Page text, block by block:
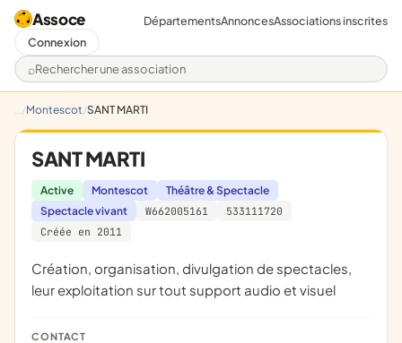
Assoce
Rechercher une association
DépartementsAnnoncesAssociations inscrites
Connexion
Montescot SANT MARTI
SANT MARTI
Active Montescot
Théâtre & Spectacle
Spectacle vivant
W662005161
533111720
Créée en 2011
création, organisation, divulgation de spectacles,
leur exploitation sur tout support audio et visuel
CONTACT